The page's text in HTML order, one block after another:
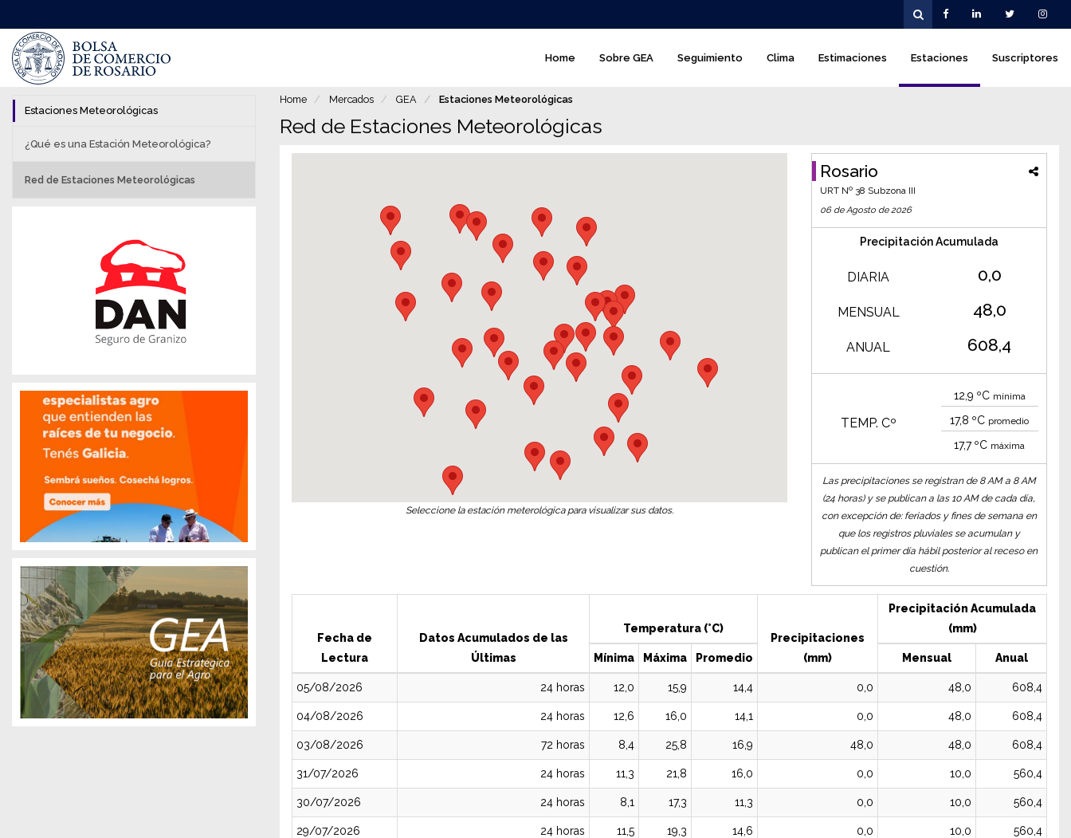
al
contenido
principal
main
menú
Home Sobre GEA Seguimiento Clima Estimaciones Estaciones Suscriptores
Home Mercados GEA Estaciones Meteorológicas
Red de Estaciones Meteorológicas
Seleccione la estación meterológica para visualizar sus datos.
Rosario
URT Nº 38 Subzona III
06 de Agosto de 2026
Precipitación Acumulada
DIARIA 0,0
MENSUAL 48,0
ANUAL 608,4
TEMP. Cº
12,9 ºC mínima
17,8 ºC promedio
17,7ºC máxima
Las precipitaciones se registran de 8 AM a 8 AM
(24 horas) y se publican a las 10 AM de cada día,
con excepción de: feriados y fines de semana en
que los registros pluviales se acumulan y
publican el primer día hábil posterior al receso en
cuestión.
Fecha de
Lectura
Datos Acumulados de las
Últimas
Temperatura (°C)
Precipitaciones
(mm)
Precipitación Acumulada
(mm)
Mínima Máxima Promedio Mensual Anual
05/08/2026 24 horas 12,0 15,9 14,4 0,0 48,0 608,4
04/08/2026 24 horas 12,6 16,0 14,1 0,0 48,0 608,4
03/08/2026 72 horas 8,4 25,8 16,9 48,0 48,0 608,4
31/07/2026 24 horas 11,3 21,8 16,0 0,0 10,0 560,4
30/07/2026 24 horas 8,1 17,3 11,3 0,0 10,0 560,4
29/07/2026 24 horas 11,5 19,3 14,6 0,0 10,0 560,4
Estaciones Meteorológicas
¿Qué es una Estación Meteorológica?
Red de Estaciones Meteorológicas